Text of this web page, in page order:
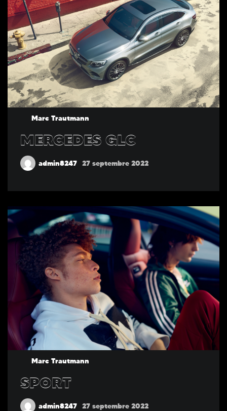
Marc Trautmann
MERCEDES GLC
admin8247 27 septembre 2022
Marc Trautmann
SPORT
admin8247 27 septembre 2022